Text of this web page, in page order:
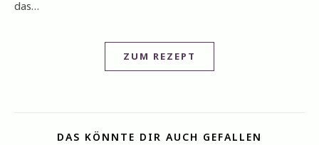
das…
ZUM REZEPT
DAS KÖNNTE DIR AUCH GEFALLEN